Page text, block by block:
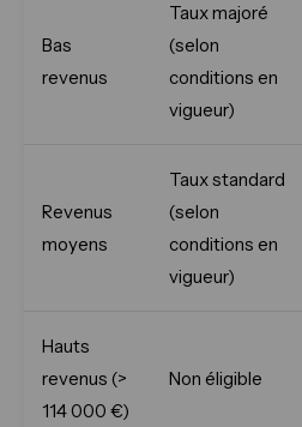
Bas
revenus
Taux majoré
(selon
conditions en
vigueur)
Revenus
moyens
Taux standard
(selon
conditions en
vigueur)
Hauts
revenus (>
114 000 €)
Non éligible